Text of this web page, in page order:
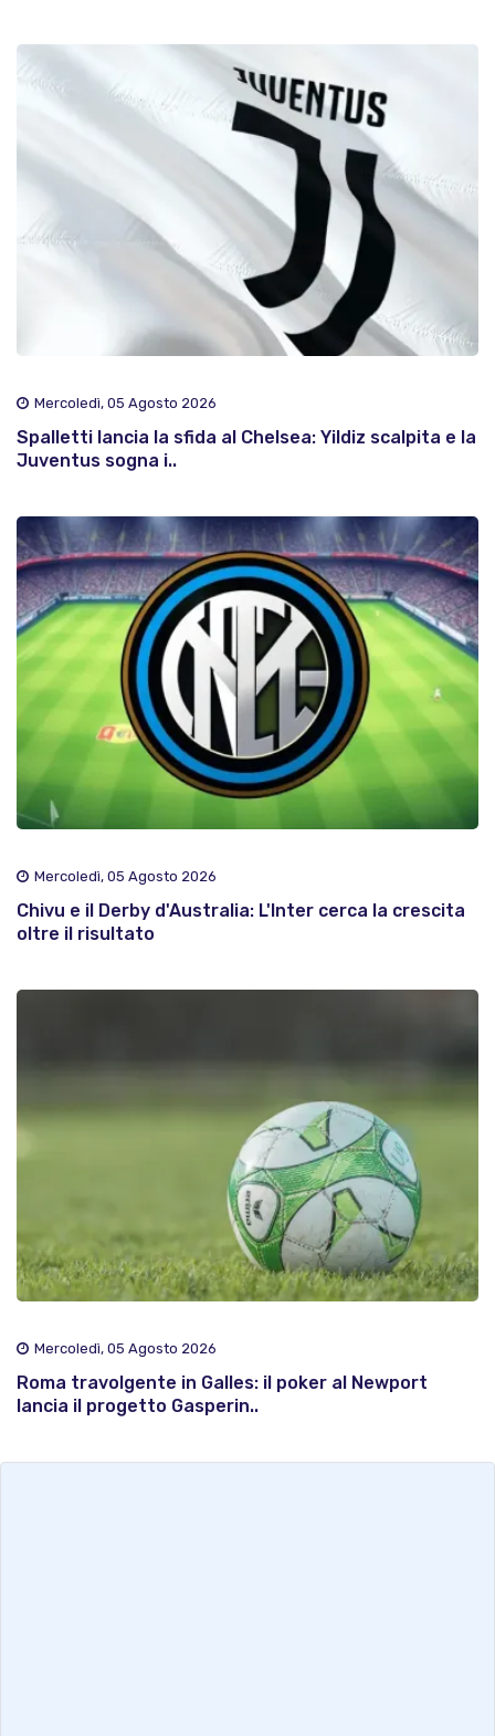
Mercoledì, 05 Agosto 2026
Spalletti lancia la sfida al Chelsea: Yildiz scalpita e la
Juventus sogna i..
Mercoledì, 05 Agosto 2026
Chivu e il Derby d'Australia: L'Inter cerca la crescita
oltre il risultato
Mercoledì, 05 Agosto 2026
Roma travolgente in Galles: il poker al Newport
lancia il progetto Gasperin..